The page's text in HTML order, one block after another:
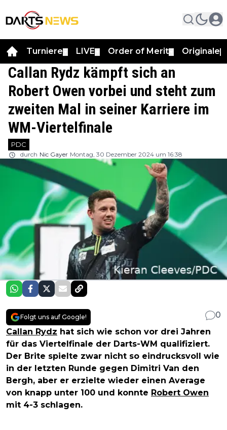
Turniere LIVE Order of Merit Originale
Callan Rydz kämpft sich an
Robert Owen vorbei und steht zum
zweiten Mal in seiner Karriere im
WM-Viertelfinale
PDC
durch Nic Gayer Montag, 30 Dezember 2024 um 16:38
Folgt uns auf Google!
0
Callan Rydz hat sich wie schon vor drei Jahren
für das Viertelfinale der Darts-WM qualifiziert.
Der Brite spielte zwar nicht so eindrucksvoll wie
in der letzten Runde gegen Dimitri Van den
Bergh, aber er erzielte wieder einen Average
von knapp unter 100 und konnte Robert Owen
mit 4-3 schlagen.